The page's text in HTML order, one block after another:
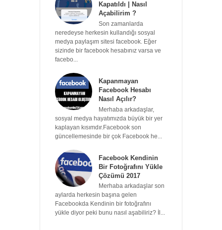
Kapatıldı | Nasıl
Açabilirim ?
Son zamanlarda
neredeyse herkesin kullandığı sosyal
medya paylaşım sitesi facebook. Eğer
sizinde bir facebook hesabınız varsa ve
facebo...
Kapanmayan
Facebook Hesabı
Nasıl Açılır?
Merhaba arkadaşlar,
sosyal medya hayatımızda büyük bir yer
kaplayan kısımdır.Facebook son
güncellemesinde bir çok Facebook he...
Facebook Kendinin
Bir Fotoğrafını Yükle
Çözümü 2017
Merhaba arkadaşlar son
aylarda herkesin başına gelen
Facebookda Kendinin bir fotoğrafını
yükle diyor peki bunu nasıl aşabiliriz? İl...